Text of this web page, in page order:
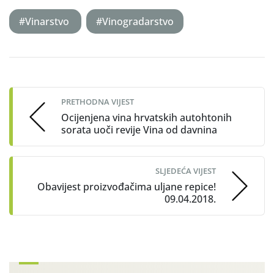
#Vinarstvo #Vinogradarstvo
navigation
PRETHODNA VIJEST
Ocijenjena vina hrvatskih autohtonih
sorata uoči revije Vina od davnina
SLJEDEĆA VIJEST
Obavijest proizvođačima uljane repice!
09.04.2018.